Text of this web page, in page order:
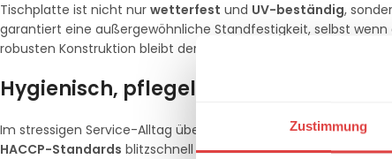
Zustimmung
Tischplatte ist nicht nur wetterfest und UV-beständig,
garantiert eine außergewöhnliche Standfestigkeit, selbst
robusten Konstruktion bleibt der Tisch auch bei häufigem
Hygienisch, pflegeleicht und effizient
Im stressigen Service-Alltag überzeugt das Modell Berlin
HACCP-Standards blitzschnell reinigen und desinfizieren – ein